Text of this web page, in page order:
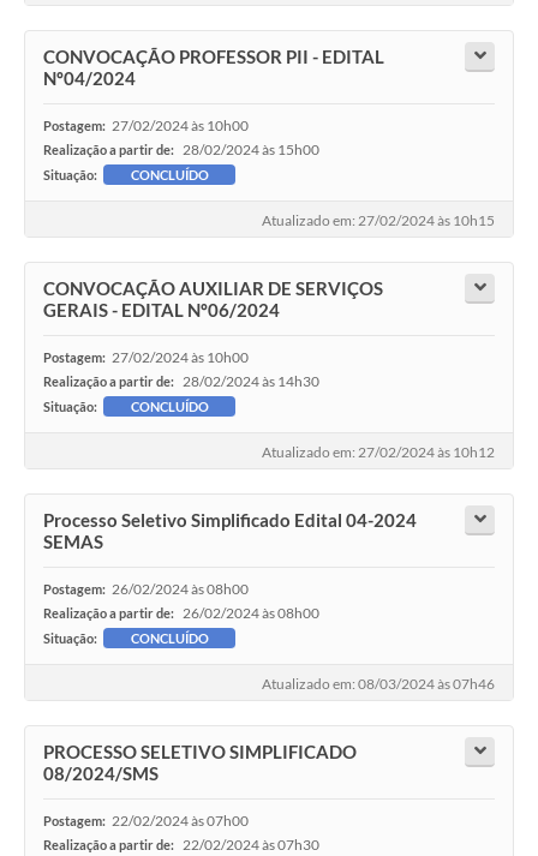
CONVOCAÇÃO PROFESSOR PII - EDITAL
Nº04/2024
Postagem: 27/02/2024 às 10h00
Realização a partir de: 28/02/2024 às 15h00
Situação: CONCLUÍDO
Atualizado em: 27/02/2024 às 10h15
CONVOCAÇÃO AUXILIAR DE SERVIÇOS
GERAIS - EDITAL Nº06/2024
Postagem: 27/02/2024 às 10h00
Realização a partir de: 28/02/2024 às 14h30
Situação: CONCLUÍDO
Atualizado em: 27/02/2024 às 10h12
Processo Seletivo Simplificado Edital 04-2024
SEMAS
Postagem: 26/02/2024 às 08h00
Realização a partir de: 26/02/2024 às 08h00
Situação: CONCLUÍDO
Atualizado em: 08/03/2024 às 07h46
PROCESSO SELETIVO SIMPLIFICADO
08/2024/SMS
Postagem: 22/02/2024 às 07h00
Realização a partir de: 22/02/2024 às 07h30